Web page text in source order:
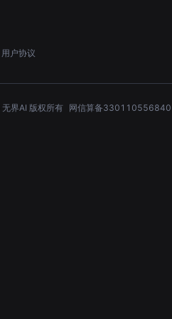
用户协议
无界AI 版权所有 网信算备